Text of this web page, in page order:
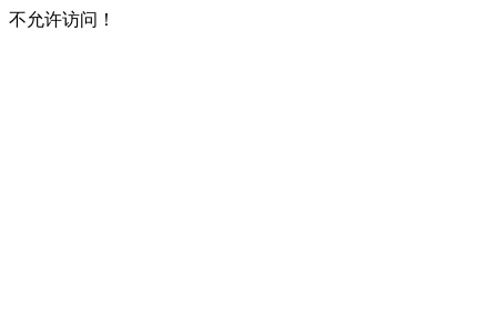
不允许访问！